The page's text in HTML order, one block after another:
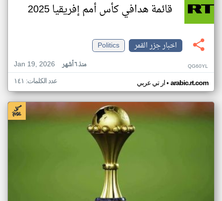
قائمة هدافي كأس أمم إفريقيا 2025
اخبار جزر القمر
Politics
Jan 19, 2026
منذ ٦ أشهر QG60YL
ار تي عربي• arabic.rt.com عدد الكلمات: ١٤١